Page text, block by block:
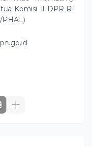
Komisi II DPR RI
PHAL)